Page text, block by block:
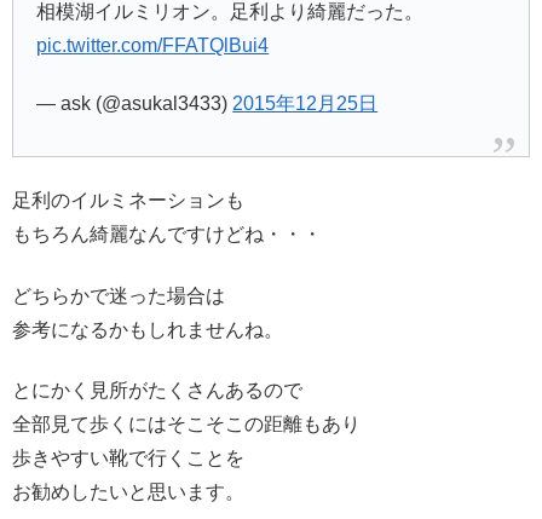
相模湖イルミリオン。足利より綺麗だった。
pic.twitter.com/FFATQlBui4
— ask (@asukal3433) 2015年12月25日
足利のイルミネーションも
もちろん綺麗なんですけどね・・・
どちらかで迷った場合は
参考になるかもしれませんね。
とにかく見所がたくさんあるので
全部見て歩くにはそこそこの距離もあり
歩きやすい靴で行くことを
お勧めしたいと思います。